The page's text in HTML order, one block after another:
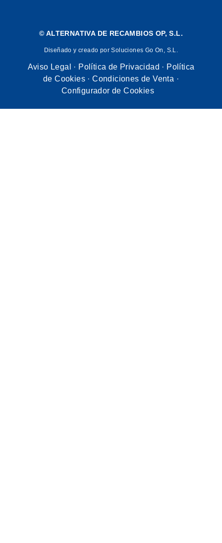
© ALTERNATIVA DE RECAMBIOS OP, S.L.
Diseñado y creado por Soluciones Go On, S.L.
Aviso Legal · Política de Privacidad · Política
de Cookies ·Condiciones de Venta ·
Configurador de Cookies